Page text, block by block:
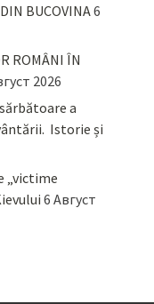
BUCOVINA6
ROMÂNI ÎN
2026
a
Istorie și
„victime
6 Август